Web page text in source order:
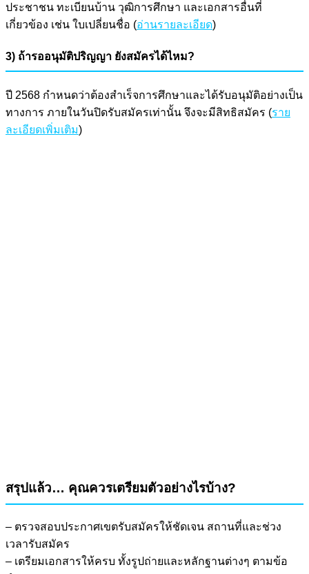
ประชาชน ทะเบียนบ้าน วุฒิการศึกษา และเอกสารอื่นที่
เกี่ยวข้อง เช่น ใบเปลี่ยนชื่อ (อ่านรายละเอียด)
3) ถ้ารออนุมัติปริญญา ยังสมัครได้ไหม?
ปี 2568 กำหนดว่าต้องสำเร็จการศึกษาและได้รับอนุมัติอย่างเป็น
ทางการ ภายในวันปิดรับสมัครเท่านั้น จึงจะมีสิทธิสมัคร (ราย
ละเอียดเพิ่มเติม)
สรุปแล้ว… คุณควรเตรียมตัวอย่างไรบ้าง?
– ตรวจสอบประกาศเขตรับสมัครให้ชัดเจน สถานที่และช่วง
เวลารับสมัคร
– เตรียมเอกสารให้ครบ ทั้งรูปถ่ายและหลักฐานต่างๆ ตามข้อ